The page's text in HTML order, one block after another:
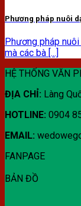
Phương pháp nuôi
Phương pháp
mà các bà [...]
HỆ THỐNG VĂN
ĐỊA CHỈ: Làng
HOTLINE: 0904
EMAIL:
FANPAGE
BẢN ĐỒ